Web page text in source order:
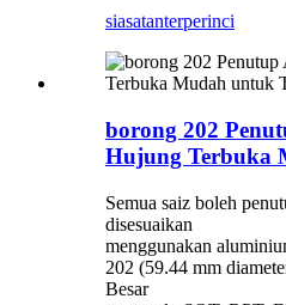
siasatanterperinci
borong 202
Hujung Terbuka
Semua saiz boleh
disesuaikan
menggunakan
202 (59.44 mm
Besar